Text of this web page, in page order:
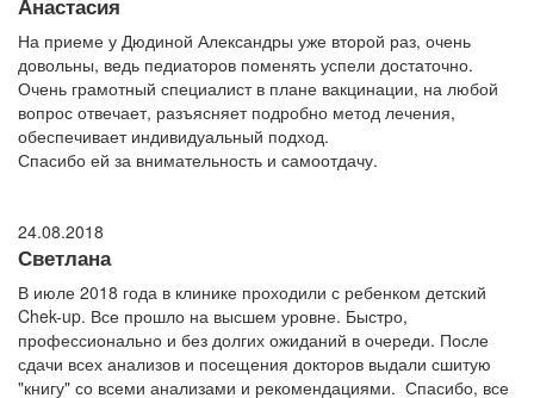
Анастасия
На приеме у Дюдиной Александры уже второй раз, очень
довольны, ведь педиаторов поменять успели достаточно.
Очень грамотный специалист в плане вакцинации, на любой
вопрос отвечает, разъясняет подробно метод лечения,
обеспечивает индивидуальный подход.
Спасибо ей за внимательность и самоотдачу.
24.08.2018
Светлана
В июле 2018 года в клинике проходили с ребенком детский
Chek-up. Все прошло на высшем уровне. Быстро,
профессионально и без долгих ожиданий в очереди. После
сдачи всех анализов и посещения докторов выдали сшитую
"книгу" со всеми анализами и рекомендациями. Спасибо, все